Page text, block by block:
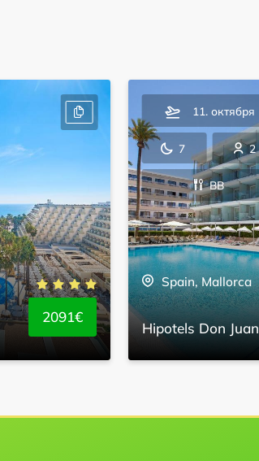
2091€
11. октября
7 2
BB
Spain, Mallorca
Hipotels Don Juan